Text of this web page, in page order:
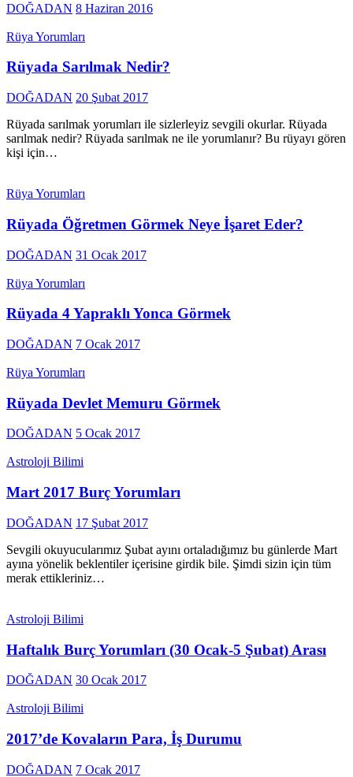
DOĞADAN 8 Haziran 2016
Rüya Yorumları
Rüyada Sarılmak Nedir?
DOĞADAN 20 Şubat 2017
Rüyada sarılmak yorumları ile sizlerleyiz sevgili okurlar. Rüyada
sarılmak nedir? Rüyada sarılmak ne ile yorumlanır? Bu rüyayı gören
kişi için…
Rüya Yorumları
Rüyada Öğretmen Görmek Neye İşaret Eder?
DOĞADAN 31 Ocak 2017
Rüya Yorumları
Rüyada 4 Yapraklı Yonca Görmek
DOĞADAN 7 Ocak 2017
Rüya Yorumları
Rüyada Devlet Memuru Görmek
DOĞADAN 5 Ocak 2017
Astroloji Bilimi
Mart 2017 Burç Yorumları
DOĞADAN 17 Şubat 2017
Sevgili okuyucularımız Şubat ayını ortaladığımız bu günlerde Mart
ayına yönelik beklentiler içerisine girdik bile. Şimdi sizin için tüm
merak ettikleriniz…
Astroloji Bilimi
Haftalık Burç Yorumları (30 Ocak-5 Şubat) Arası
DOĞADAN 30 Ocak 2017
Astroloji Bilimi
2017’de Kovaların Para, İş Durumu
DOĞADAN 7 Ocak 2017